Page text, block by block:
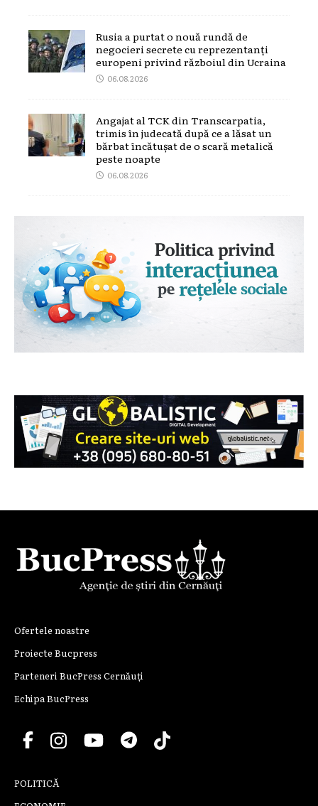
Rusia a purtat o nouă rundă de
negocieri secrete cu reprezentanți
europeni privind războiul din Ucraina
06.08.2026
Angajat al TCK din Transcarpatia,
trimis în judecată după ce a lăsat un
bărbat încătușat de o scară metalică
peste noapte
06.08.2026
Ofertele noastre
Proiecte Bucpress
Parteneri BucPress Cernăuți
Echipa BucPress
POLITICĂ